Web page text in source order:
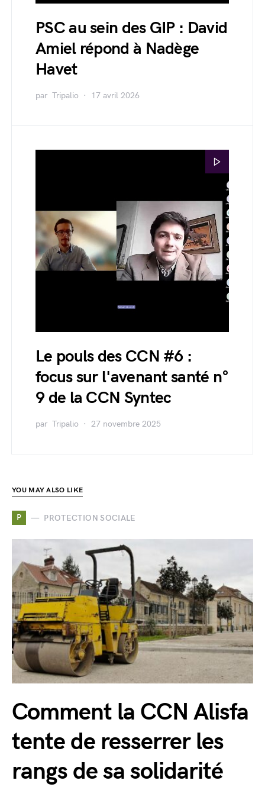
PSC au sein des GIP : David
Amiel répond à Nadège
Havet
par Tripalio 17 avril 2026
Le pouls des CCN #6 :
focus sur l'avenant santé n°
9 de la CCN Syntec
par Tripalio 27 novembre 2025
YOU MAY ALSO LIKE
P PROTECTION SOCIALE
Comment la CCN Alisfa
tente de resserrer les
rangs de sa solidarité